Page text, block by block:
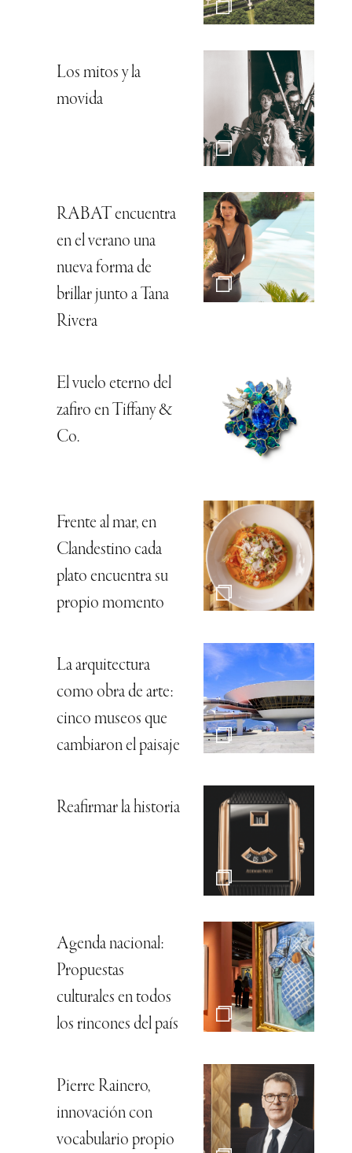
Los mitos y la
movida
RABAT encuentra
en el verano una
nueva forma de
brillar junto a Tana
Rivera
El vuelo eterno del
zafiro en Tiffany &
Co.
Frente al mar, en
Clandestino cada
plato encuentra su
propio momento
La arquitectura
como obra de arte:
cinco museos que
cambiaron el paisaje
Reafirmar la historia
Agenda nacional:
Propuestas
culturales en todos
los rincones del país
Pierre Rainero,
innovación con
vocabulario propio